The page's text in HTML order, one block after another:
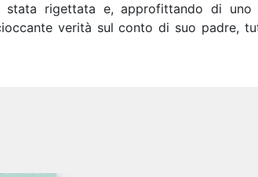
rigettata e, approfittando di uno
verità sul conto di suo padre,